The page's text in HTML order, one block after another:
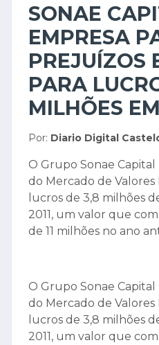
SONAE
EMPRESA
PREJUÍZOS
PARA
MILHÕES
Por: Diario Digital
O Grupo Sonae
do Mercado de Valores
lucros de 3,8 milhões
2011, um valor que
de 11 milhões no ano
O Grupo Sonae
do Mercado de Valores
lucros de 3,8 milhões
2011, um valor que